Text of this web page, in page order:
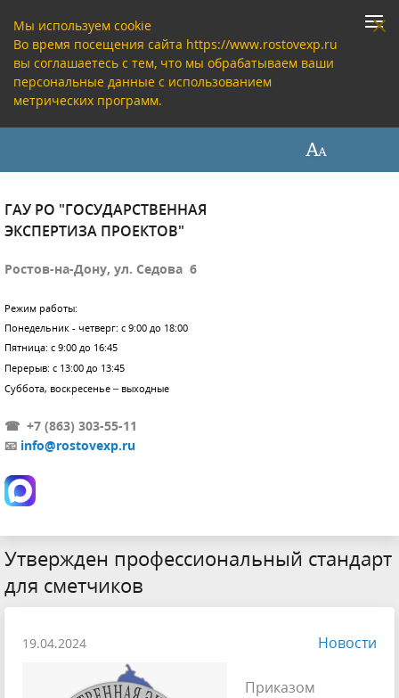
Мы используем cookie
Во время посещения сайта https://www.rostovexp.ru
вы соглашаетесь с тем, что мы обрабатываем ваши
персональные данные с использованием
метрических программ.
ГАУ РО "ГОСУДАРСТВЕННАЯ
ЭКСПЕРТИЗА ПРОЕКТОВ"
Ростов-на-Дону, ул. Седова 6
Режим работы:
Понедельник - четверг: с 9:00 до 18:00
Пятница: с 9:00 до 16:45
Перерыв: с 13:00 до 13:45
Суббота, воскресенье – выходные
☎ +7 (863) 303-55-11
📧 info@rostovexp.ru
Утвержден профессиональный стандарт
для сметчиков
19.04.2024 Новости
Приказом